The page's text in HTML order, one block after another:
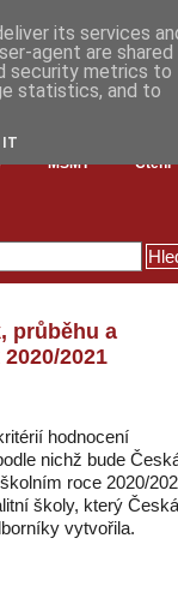
MŠMT Čtení
průběhu a
2021
hodnocení
nichž bude
roce 2020/
školy, který Česká
vytvořila.
its services
agent are shared
security metrics to
statistics, and to
IT